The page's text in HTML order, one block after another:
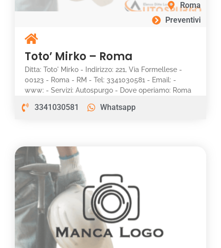
Roma
Preventivi
Toto’ Mirko – Roma
Ditta: Toto' Mirko - Indirizzo: 221, Via Formellese -
00123 - Roma - RM - Tel: 3341030581 - Email: -
www: - Servizi: Autospurgo - Dove operiamo: Roma
3341030581 Whatsapp